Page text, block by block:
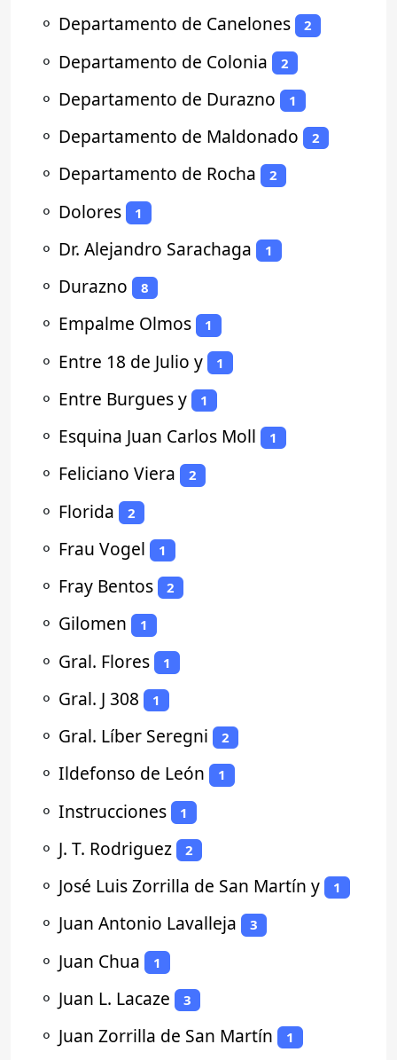
⚬ Departamento de Canelones 2
⚬ Departamento de Colonia 2
⚬ Departamento de Durazno 1
⚬ Departamento de Maldonado 2
⚬ Departamento de Rocha 2
⚬ Dolores 1
⚬ Dr. Alejandro Sarachaga 1
⚬ Durazno 8
⚬ Empalme Olmos 1
⚬ Entre 18 de Julio y 1
⚬ Entre Burgues y 1
⚬ Esquina Juan Carlos Moll 1
⚬ Feliciano Viera 2
⚬ Florida 2
⚬ Frau Vogel 1
⚬ Fray Bentos 2
⚬ Gilomen 1
⚬ Gral. Flores 1
⚬ Gral. J 308 1
⚬ Gral. Líber Seregni 2
⚬ Ildefonso de León 1
⚬ Instrucciones 1
⚬ J. T. Rodriguez 2
⚬ José Luis Zorrilla de San Martín y 1
⚬ Juan Antonio Lavalleja 3
⚬ Juan Chua 1
⚬ Juan L. Lacaze 3
⚬ Juan Zorrilla de San Martín 1